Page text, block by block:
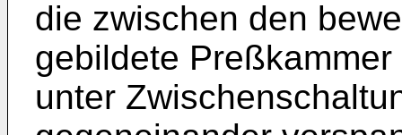
die zwischen den
gebildete
unter